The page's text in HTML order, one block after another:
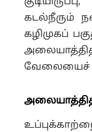
கடல்நீரும்
கழிமுகப்
வேலையைச்